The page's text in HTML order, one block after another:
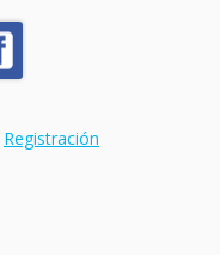
Registración